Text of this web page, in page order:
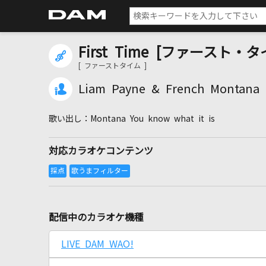
First Time [ファースト・タ
[ ファーストタイム ]
Liam Payne & French Montana
Montana You know what it is
対応カラオケコンテンツ
配信中のカラオケ機種
LIVE DAM WAO!